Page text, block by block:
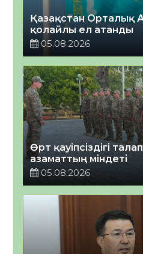
Қазақстан Орталық
қолайлы ел атанды
05.08.2026
Өрт қауіпсіздігі
азаматтың міндеті
05.08.2026